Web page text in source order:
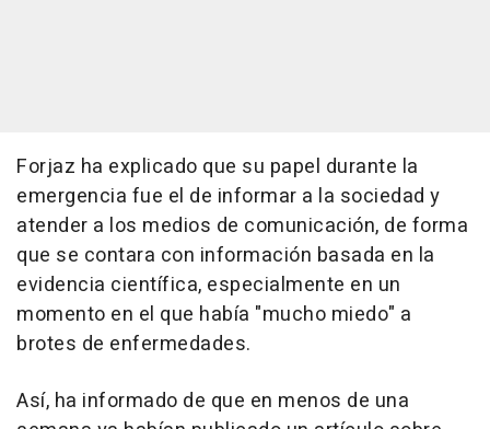
Forjaz ha explicado que su papel durante la
emergencia fue el de informar a la sociedad y
atender a los medios de comunicación, de forma
que se contara con información basada en la
evidencia científica, especialmente en un
momento en el que había "mucho miedo" a
brotes de enfermedades.
Así, ha informado de que en menos de una